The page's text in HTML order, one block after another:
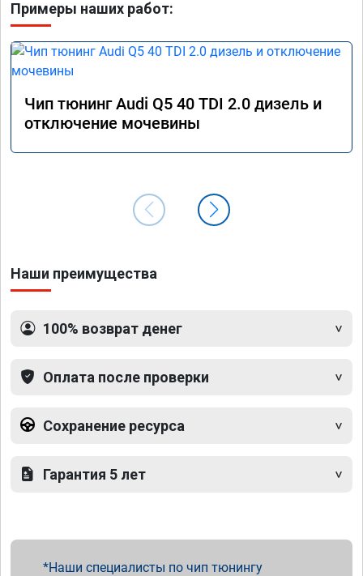
Примеры наших работ:
Чип тюнинг Audi Q5 40 TDI 2.0 дизель и
отключение мочевины
Наши преимущества
100% возврат денег
Оплата после проверки
Сохранение ресурса
Гарантия 5 лет
Наши специалисты по чип тюнингу